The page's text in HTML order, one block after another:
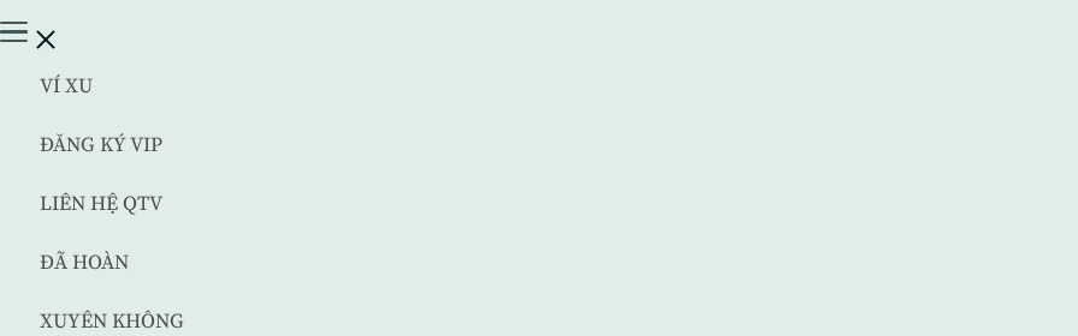
VÍ XU
ĐĂNG KÝ VIP
LIÊN HỆ QTV
ĐÃ HOÀN
XUYÊN KHÔNG